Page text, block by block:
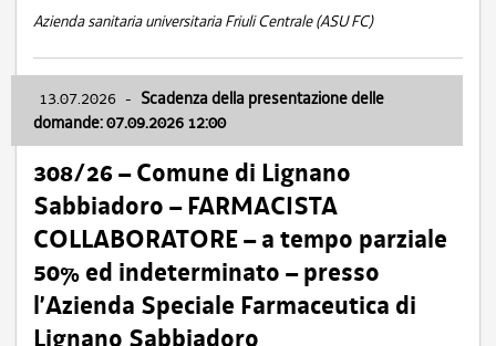
Azienda sanitaria universitaria Friuli Centrale (ASU FC)
13.07.2026 - Scadenza della presentazione delle
domande: 07.09.2026 12:00
308/26 – Comune di Lignano
Sabbiadoro – FARMACISTA
COLLABORATORE – a tempo parziale
50% ed indeterminato – presso
l’Azienda Speciale Farmaceutica di
Lignano Sabbiadoro